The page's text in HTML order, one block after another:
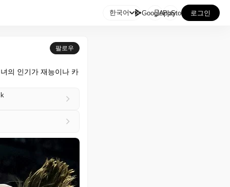
한국어 GooglePlay
AppStore 로그인
팔로우
의 인기가 재능이나 카